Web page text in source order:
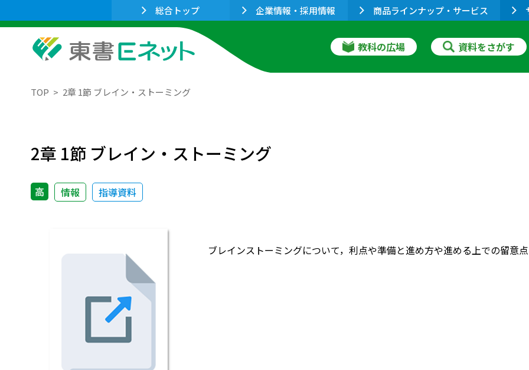
総合トップ 企業情報・採用情報 商品ラインナップ・サービス
教科の広場 資料をさがす
TOP 2章 1節 ブレイン・ストーミング
2章 1節 ブレイン・ストーミング
高 情報 指導資料
ブレインストーミングについて，利点や準備と進め方や進める上での留意